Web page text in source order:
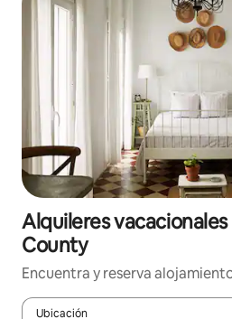
Alquileres
County
Encuentra y reserva
Ubicación